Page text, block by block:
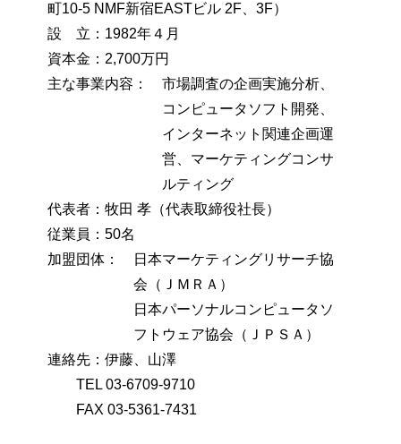
町10-5 NMF新宿EASTビル 2F、3F）
設 立：1982年４月
資本金：2,700万円
主な事業内容：
市場調査の企画実施分析、
コンピュータソフト開発、
インターネット関連企画運
営、マーケティングコンサ
ルティング
代表者：牧田 孝（代表取締役社長）
従業員：50名
加盟団体：
日本マーケティングリサーチ協
会（ＪＭＲＡ）
日本パーソナルコンピュータソ
フトウェア協会（ＪＰＳＡ）
連絡先：伊藤、山澤
TEL 03-6709-9710
FAX 03-5361-7431